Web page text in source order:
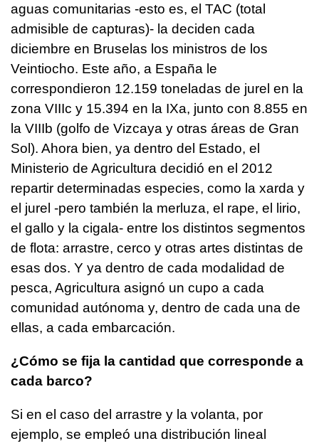
aguas comunitarias -esto es, el TAC (total
admisible de capturas)- la deciden cada
diciembre en Bruselas los ministros de los
Veintiocho. Este año, a España le
correspondieron 12.159 toneladas de jurel en la
zona VIIIc y 15.394 en la IXa, junto con 8.855 en
la VIIIb (golfo de Vizcaya y otras áreas de Gran
Sol). Ahora bien, ya dentro del Estado, el
Ministerio de Agricultura decidió en el 2012
repartir determinadas especies, como la xarda y
el jurel -pero también la merluza, el rape, el lirio,
el gallo y la cigala- entre los distintos segmentos
de flota: arrastre, cerco y otras artes distintas de
esas dos. Y ya dentro de cada modalidad de
pesca, Agricultura asignó un cupo a cada
comunidad autónoma y, dentro de cada una de
ellas, a cada embarcación.
¿Cómo se fija la cantidad que corresponde a
cada barco?
Si en el caso del arrastre y la volanta, por
ejemplo, se empleó una distribución lineal